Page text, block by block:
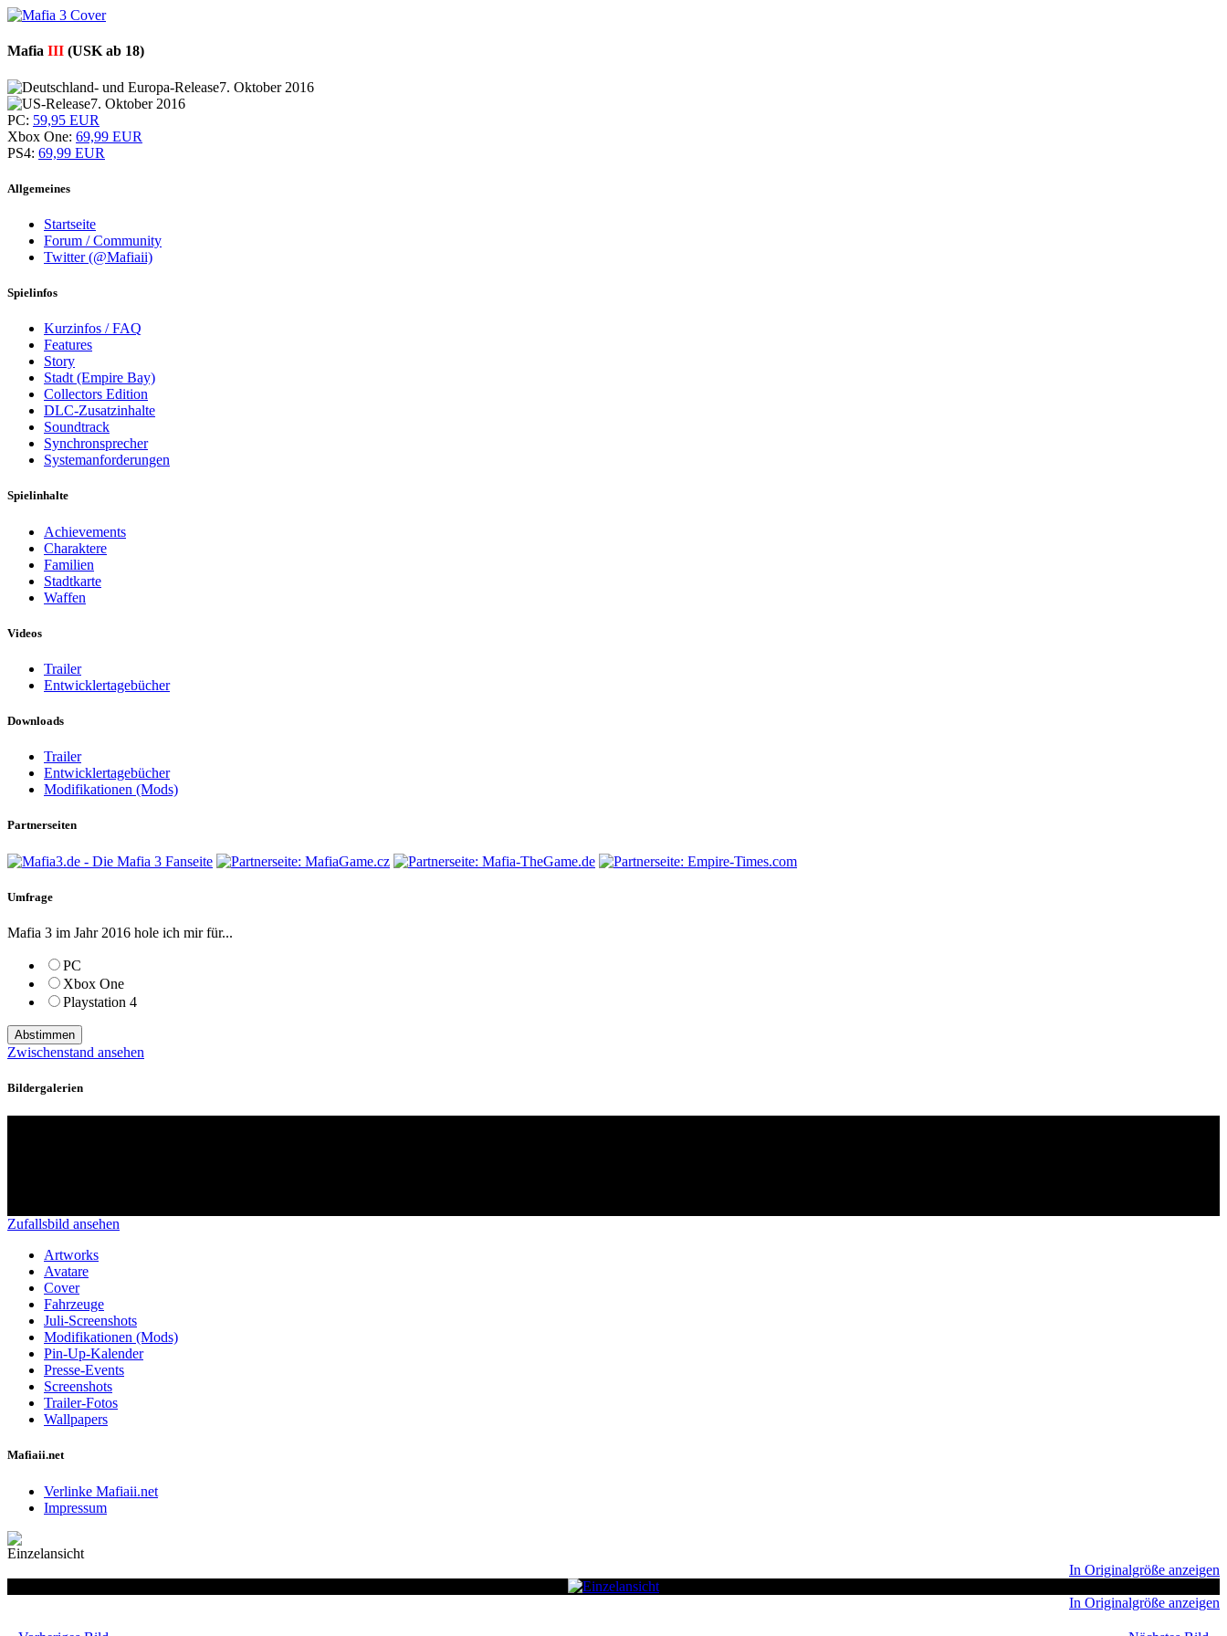
Mafia III (USK ab 18)
7. Oktober 2016
7. Oktober 2016
PC: 59,95 EUR
Xbox One: 69,99 EUR
PS4: 69,99 EUR
Allgemeines
Startseite
Forum / Community
Twitter (@Mafiaii)
Spielinfos
Kurzinfos / FAQ
Features
Story
Stadt (Empire Bay)
Collectors Edition
DLC-Zusatzinhalte
Soundtrack
Synchronsprecher
Systemanforderungen
Spielinhalte
Achievements
Charaktere
Familien
Stadtkarte
Waffen
Videos
Trailer
Entwicklertagebücher
Downloads
Trailer
Entwicklertagebücher
Modifikationen (Mods)
Partnerseiten
Umfrage
Mafia 3 im Jahr 2016 hole ich mir für...
PC
Xbox One
Playstation 4
Zwischenstand ansehen
Bildergalerien
Zufallsbild ansehen
Artworks
Avatare
Cover
Fahrzeuge
Juli-Screenshots
Modifikationen (Mods)
Pin-Up-Kalender
Presse-Events
Screenshots
Trailer-Fotos
Wallpapers
Mafiaii.net
Verlinke Mafiaii.net
Impressum
Einzelansicht
In Originalgröße anzeigen
In Originalgröße anzeigen